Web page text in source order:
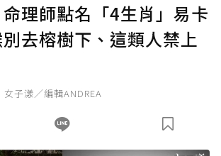
理師點名「4生肖」易卡
去榕樹下、這類人禁上
女子漾／編輯ANDREA